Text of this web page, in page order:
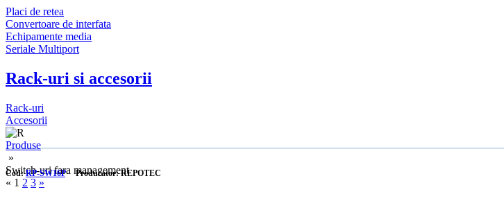
Placi de retea
Convertoare de interfata
Echipamente media
Seriale Multiport
Rack-uri si accesorii
Rack-uri
Accesorii
Produse
»
Switch-uri fara management
« 1 2 3 »
Cod:RP-SW16PProducator: REPOTEC